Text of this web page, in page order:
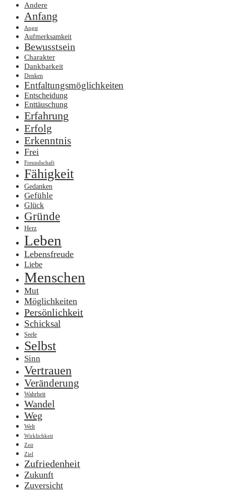
Andere
Anfang
Angst
Aufmerksamkeit
Bewusstsein
Charakter
Dankbarkeit
Denken
Entfaltungsmöglichkeiten
Entscheidung
Enttäuschung
Erfahrung
Erfolg
Erkenntnis
Frei
Freundschaft
Fähigkeit
Gedanken
Gefühle
Glück
Gründe
Herz
Leben
Lebensfreude
Liebe
Menschen
Mut
Möglichkeiten
Persönlichkeit
Schicksal
Seele
Selbst
Sinn
Vertrauen
Veränderung
Wahrheit
Wandel
Weg
Welt
Wirklichkeit
Zeit
Ziel
Zufriedenheit
Zukunft
Zuversicht